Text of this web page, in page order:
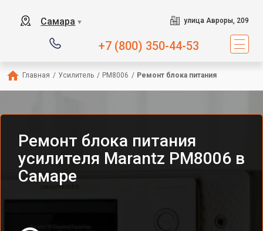
Самара ▼ улица Авроры, 209
+7 (800) 350-44-53
Главная / Усилитель / PM8006 / Ремонт блока питания
Ремонт блока питания
усилителя Marantz PM8006 в
Самаре